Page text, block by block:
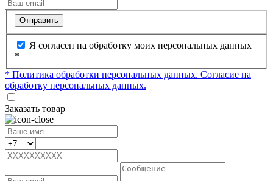
Отправить
Я согласен на обработку моих персональных данных
*
* Политика обработки персональных данных. Согласие на
обработку персональных данных.
Заказать товар